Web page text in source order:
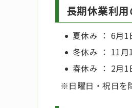
長期休業利
夏休み ： 6月
冬休み ： 11
春休み ： 2月
※日曜日・祝日を